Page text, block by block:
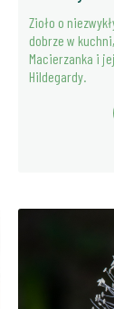
Zioło o
dobrze w
Macierzanka i
Hildegardy.